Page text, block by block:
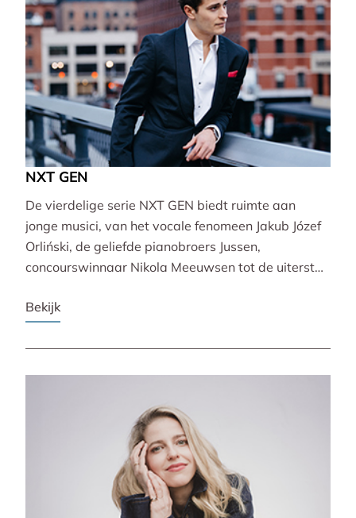
NXT GEN
De vierdelige serie NXT GEN biedt ruimte aan
jonge musici, van het vocale fenomeen Jakub Józef
Orliński, de geliefde pianobroers Jussen,
concourswinnaar Nikola Meeuwsen tot de uiterst
programma’s van barok tot wereldpremière.
Bekijk